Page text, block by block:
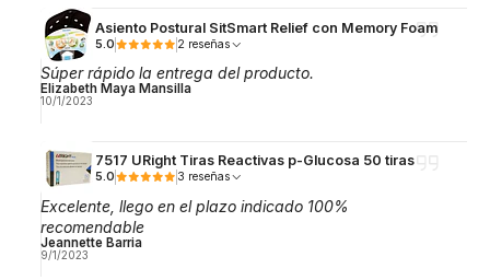
Asiento Postural SitSmart Relief con Memory Foam
5.0 2 reseñas
Súper rápido la entrega del producto.
Elizabeth Maya Mansilla
10/1/2023
7517 URight Tiras Reactivas p-Glucosa 50 tiras
5.0 3 reseñas
Excelente, llego en el plazo indicado 100%
recomendable
Jeannette Barria
9/1/2023